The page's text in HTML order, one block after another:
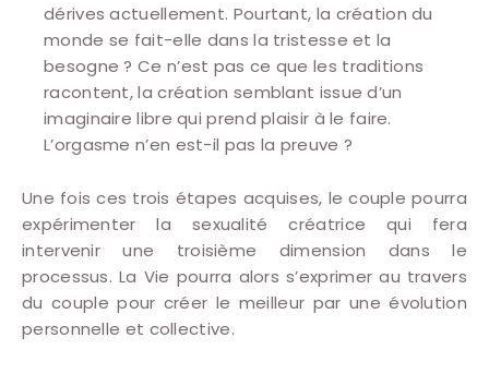
dérives actuellement. Pourtant, la création du
monde se fait-elle dans la tristesse et la
besogne ? Ce n’est pas ce que les traditions
racontent, la création semblant issue d’un
imaginaire libre qui prend plaisir à le faire.
L’orgasme n’en est-il pas la preuve ?
Une fois ces trois étapes acquises, le couple pourra
expérimenter la sexualité créatrice qui fera
intervenir une troisième dimension dans le
processus. La Vie pourra alors s’exprimer au travers
du couple pour créer le meilleur par une évolution
personnelle et collective.